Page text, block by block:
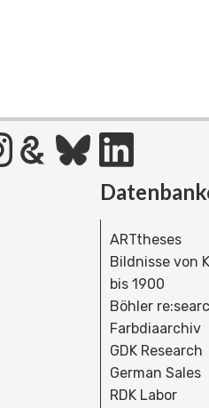
ARTtheses
Bildnisse von
bis 1900
Böhler
Farbdiaarchiv
GDK Research
German Sales
RDK Labor